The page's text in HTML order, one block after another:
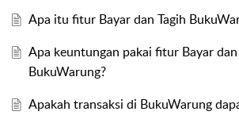
Apa itu fitur Bayar dan Tagih
Apa keuntungan pakai fitur Bayar dan
BukuWarung?
Apakah transaksi di BukuWarung